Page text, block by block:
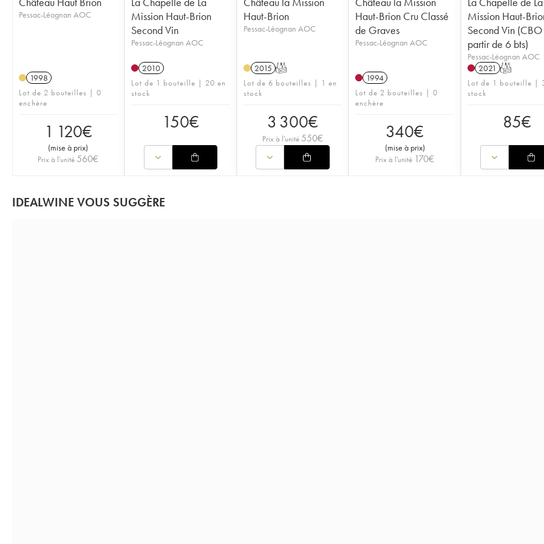
Pessac-Léognan AOC
1998
Lot de 2 bouteilles | 0
enchère
1 120€
(mise à prix)
Prix à l'unité 560€
Mission Haut-Brion
Second Vin
Pessac-Léognan AOC
2010
Lot de 1 bouteille | 20 en
stock
150€
Haut-Brion
Pessac-Léognan AOC
2015 T
Lot de 6 bouteilles | 1 en
stock
3 300€
Prix à l'unité 550€
Haut-Brion Cru Classé
de Graves
Pessac-Léognan AOC
1994
Lot de 2 bouteilles | 0
enchère
340€
(mise à prix)
Prix à l'unité 170€
Mission Haut-
Second Vin
partir de 6 bts)
Pessac-Léognan AOC
2021 T
Lot de 1 bouteille |
stock
85€
IDEALWINE VOUS SUGGÈRE